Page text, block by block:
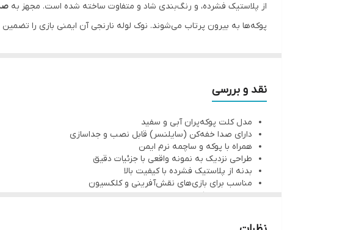
از پلاستیک فشرده، و رنگ‌بندی شاد و متفاوت ساخته شده است. مجهز به
پوکه‌ها به بیرون پرتاب می‌شوند. نوک لوله نارنجی آن ایمنی بازی را تضمین
نقد و بررسی
مدل کلت پوکه‌پران آبی و سفید
دارای صدا خفه‌کن (سایلنسر) قابل نصب و جداسازی
همراه با پوکه و ساچمه نرم ایمن
طراحی نزدیک به نمونه واقعی با جزئیات دقیق
بدنه از پلاستیک فشرده با کیفیت بالا
مناسب برای بازی‌های نقش‌آفرینی و کلکسیون
ایمنی بالا با نوک لوله نارنجی